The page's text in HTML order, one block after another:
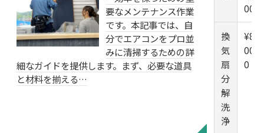
要なメンテナンス作業
です。本記事では、自
分でエアコンをプロ並
みに清掃するための詳
細なガイドを提供します。まず、必要な道具
と材料を揃える…
00
換
気
扇
分
解
洗
浄
¥8,
00
0